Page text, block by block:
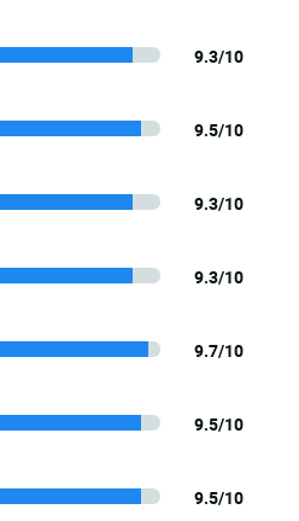
9.3/10
9.5/10
9.3/10
9.3/10
9.7/10
9.5/10
9.5/10